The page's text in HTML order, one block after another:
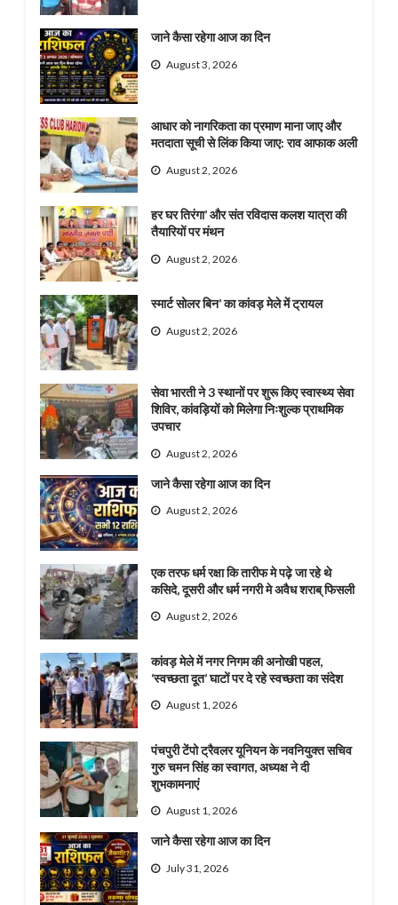
जाने कैसा रहेगा आज का दिन
August 3, 2026
आधार को नागरिकता का प्रमाण माना जाए और
मतदाता सूची से लिंक किया जाए: राव आफाक अली
August 2, 2026
हर घर तिरंगा’ और संत रविदास कलश यात्रा की
तैयारियों पर मंथन
August 2, 2026
स्मार्ट सोलर बिन’ का कांवड़ मेले में ट्रायल
August 2, 2026
सेवा भारती ने 3 स्थानों पर शुरू किए स्वास्थ्य सेवा
शिविर, कांवड़ियों को मिलेगा निःशुल्क प्राथमिक
उपचार
August 2, 2026
जाने कैसा रहेगा आज का दिन
August 2, 2026
एक तरफ धर्म रक्षा कि तारीफ मे पढ़े जा रहे थे
कसिदे, दूसरी और धर्म नगरी मे अवैध शराब् फिसली
August 2, 2026
कांवड़ मेले में नगर निगम की अनोखी पहल,
‘स्वच्छता दूत’ घाटों पर दे रहे स्वच्छता का संदेश
August 1, 2026
पंचपुरी टेंपो ट्रैवलर यूनियन के नवनियुक्त सचिव
गुरु चमन सिंह का स्वागत, अध्यक्ष ने दी
शुभकामनाएं
August 1, 2026
जाने कैसा रहेगा आज का दिन
July 31, 2026